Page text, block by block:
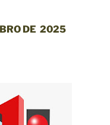
DE 2025